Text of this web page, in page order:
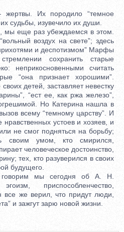
Их породило “темное
судьбы, изувечило их души.
еще раз убеждаемся в этом.
воздух на свете”; здесь
и деспотизмом” Марфы
сохранить старые
неприкосновенными считать
“она признает хорошими”.
детей, заставляет невестку
“ест ее, как ржа железо”,
Но Катерина нашла в
всему “темному царству”. И
устоев и хозяев, и
не смог подняться на борьбу;
своим умом, кто смирился,
человеческое достоинство,
тех, кто разуверился в своих
будущего.
мы сегодня об А. Н.
приспособленчество,
все же верил, что придут люди,
и зажгут зарю новой жизни.